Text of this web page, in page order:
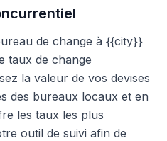
de change à {{city}}
taux de change
la valeur de vos devises
des bureaux locaux et en
les taux les plus
outil de suivi afin de